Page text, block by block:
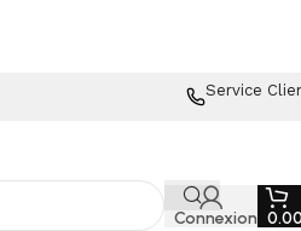
Service
Connexion